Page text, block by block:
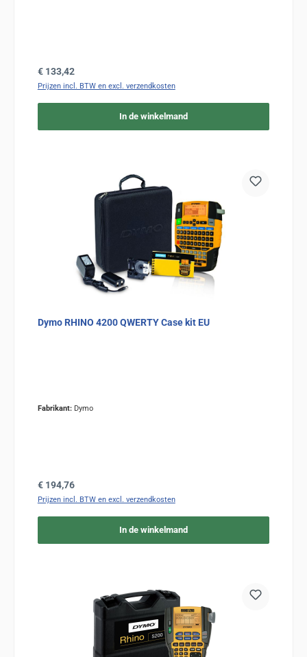
Normale prijs:
€ 133,42
Prijzen incl. BTW en excl. verzendkosten
In de winkelmand
Dymo RHINO 4200 QWERTY Case kit EU
Fabrikant: Dymo
Normale prijs:
€ 194,76
Prijzen incl. BTW en excl. verzendkosten
In de winkelmand